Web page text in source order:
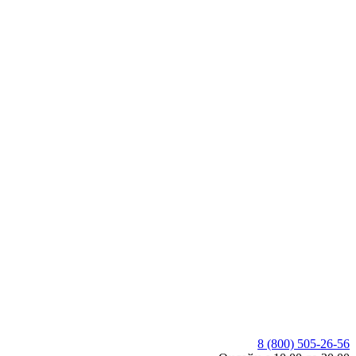
8 (800) 505-26-56